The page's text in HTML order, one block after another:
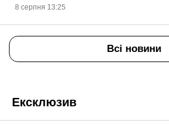
8 серпня 13:25
Всі новини
Ексклюзив